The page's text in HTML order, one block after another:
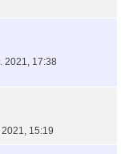
2021, 17:38
15:19